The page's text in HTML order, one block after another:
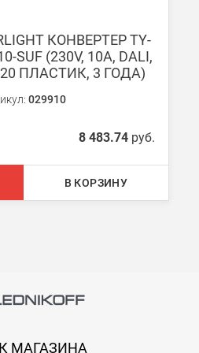
забрать заказ в одном из наших
стоимость доставки равна 30 руб.
стоимость доставки 750 руб. +
КОНВЕРТЕР TY-
SUF (230V, 10A, DALI,
ПЛАСТИК, 3 ГОДА)
029910
8 483.74 руб.
В КОРЗИНУ
МАГАЗИНА